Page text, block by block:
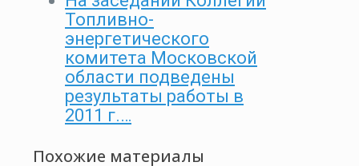
Топливно-
энергетического
комитета Московской
области подведены
результаты работы в
2011 г.…
Похожие материалы